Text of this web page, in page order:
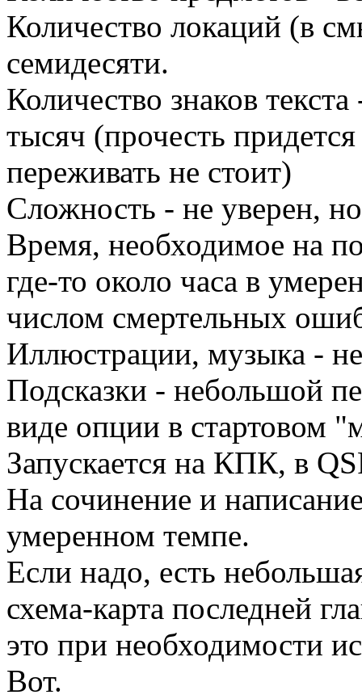
Количество локаций (в
семидесяти.
Количество знаков
тысяч (прочесть
переживать не стоит)
Сложность - не уверен,
Время, необходимое на
где-то около часа в
числом смертельных
Иллюстрации, музыка -
Подсказки - небольшой
виде опции в стартовом
Запускается на КПК, в
На сочинение и
умеренном темпе.
Если надо, есть
схема-карта последней
это при необходимости
Вот.